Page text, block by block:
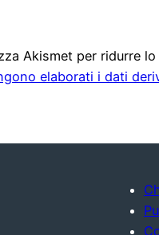
Akismet per ridurre lo
elaborati i dati